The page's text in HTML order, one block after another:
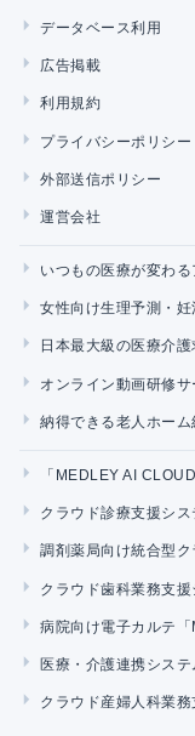
データベース利用
広告掲載
利用規約
プライバシーポリシー
外部送信ポリシー
運営会社
いつもの医療が変わる
女性向け生理予測・
日本最大級の医療介
オンライン動画研修サ
納得できる老人ホーム
「MEDLEY AI CLOUD
クラウド診療支援シス
調剤薬局向け統合型ク
クラウド歯科業務支援
病院向け電子カルテ「
医療・介護連携システ
クラウド産婦人科業務